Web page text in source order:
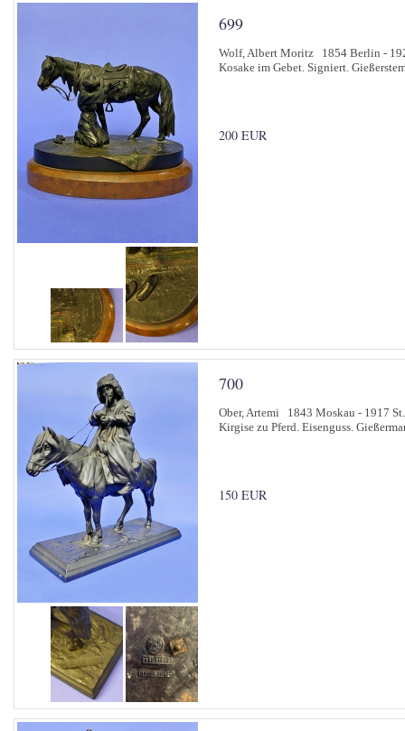
699
Wolf, Albert Moritz 1854 Berlin -
Kosake im Gebet. Signiert.
200 EUR
700
Ober, Artemi 1843 Moskau - 1917
Kirgise zu Pferd. Eisenguss.
150 EUR